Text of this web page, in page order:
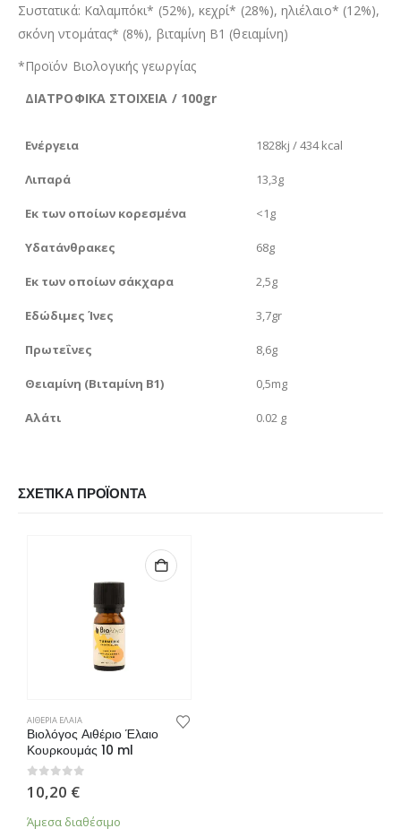
Συστατικά: Καλαμπόκι* (52%), κεχρί* (28%), ηλιέλαιο* (12%),
σκόνη ντομάτας* (8%), βιταμίνη Β1 (θειαμίνη)
*Προϊόν Βιολογικής γεωργίας
ΔΙΑΤΡΟΦΙΚΑ ΣΤΟΙΧΕΙΑ / 100gr
Ενέργεια 1828kj / 434 kcal
Λιπαρά 13,3g
Εκ των οποίων κορεσμένα <1g
Υδατάνθρακες 68g
Εκ των οποίων σάκχαρα 2,5g
Εδώδιμες Ίνες 3,7gr
Πρωτεΐνες 8,6g
Θειαμίνη (Βιταμίνη Β1) 0,5mg
Αλάτι 0.02 g
ΣΧΕΤΙΚΆ ΠΡΟΪΌΝΤΑ
ΑΙΘΕΡΙΑ ΕΛΑΙΑ
Βιολόγος Αιθέριο Έλαιο
Κουρκουμάς 10 ml
0 από 5
10,20 €
Άμεσα διαθέσιμο